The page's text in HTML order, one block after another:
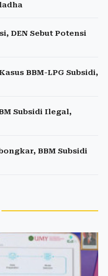
DEN Sebut Potensi
BBM-LPG Subsidi,
Subsidi Ilegal,
BBM Subsidi